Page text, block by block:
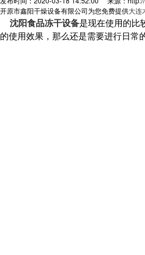
开原市鑫阳干燥设备有限公司为您免费提供大连
沈阳食品冻干设备是现在使用的比
的使用效果，那么还是需要进行日常